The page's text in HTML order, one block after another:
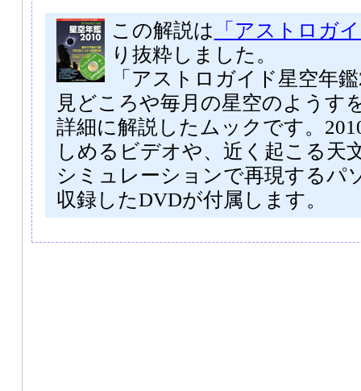
この解説は 「アストロガ
り抜粋しました。
「アストロガイド星空年
見どころや毎月の星空のようす
詳細に解説したムックです。
しめるビデオや、近く起こる天
シミュレーションで再現するパ
収録したDVDが付属します。